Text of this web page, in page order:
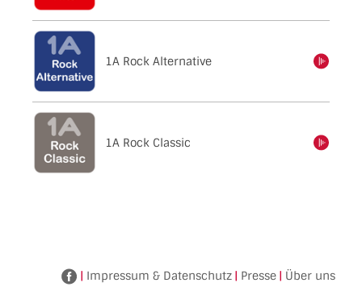
1A Rock Alternative
1A Rock Classic
Facebook
| Impressum & Datenschutz | Presse | Über uns